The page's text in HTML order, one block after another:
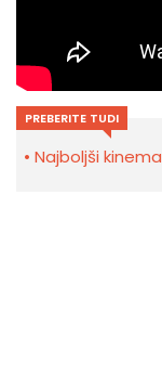
PREBERITE TUDI
Najboljši